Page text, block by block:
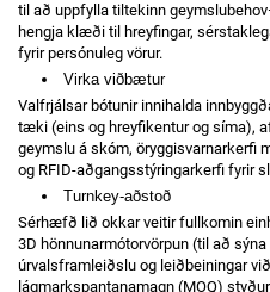
til að uppfylla tiltekinn
hengja klæði til hreyfingar,
fyrir persónuleg vörur.
Virka viðbætur
Valfrjálsar bótunir innihalda
tæki (eins og hreyfikentur og síma),
geymslu á skóm, öryggisvarnarkerfi
og RFID-aðgangsstýringarkerfi fyrir
Turnkey-aðstoð
Sérhæfð lið okkar veitir fullkomin
3D hönnunarmótorvörpun (til að
úrvalsframleiðslu og leiðbeiningar
lágmarkspantanamagn (MOQ)